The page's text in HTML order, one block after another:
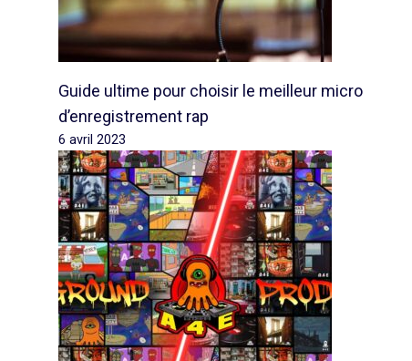
Guide ultime pour choisir le meilleur micro
d’enregistrement rap
6 avril 2023